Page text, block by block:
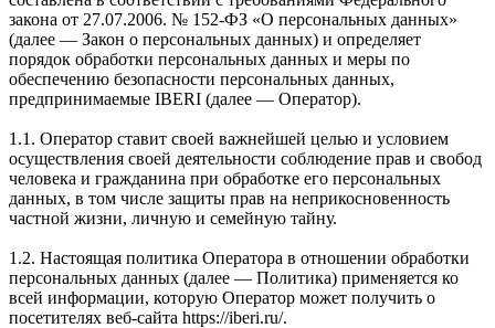
закона от 27.07.2006. № 152-ФЗ «О персональных данных»
(далее — Закон о персональных данных) и определяет
порядок обработки персональных данных и меры по
обеспечению безопасности персональных данных,
предпринимаемые IBERI (далее — Оператор).
1.1. Оператор ставит своей важнейшей целью и условием
осуществления своей деятельности соблюдение прав и свобод
человека и гражданина при обработке его персональных
данных, в том числе защиты прав на неприкосновенность
частной жизни, личную и семейную тайну.
1.2. Настоящая политика Оператора в отношении обработки
персональных данных (далее — Политика) применяется ко
всей информации, которую Оператор может получить о
посетителях веб-сайта https://iberi.ru/.